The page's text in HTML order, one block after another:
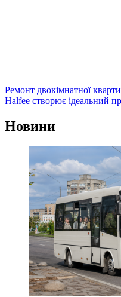
Ремонт двокімнатної
Halfee створює ідеальний
Новини